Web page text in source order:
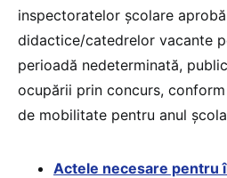
inspectoratelor școlare
didactice/catedrelor vacante
perioadă nedeterminată,
ocupării prin concurs, conform
de mobilitate pentru anul
Actele necesare pentru